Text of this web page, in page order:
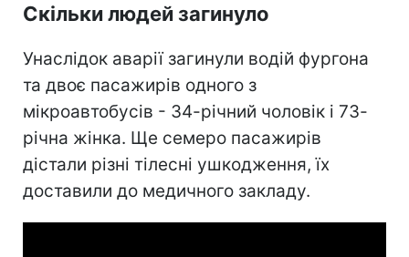
Скільки людей загинуло
Унаслідок аварії загинули водій фургона
та двоє пасажирів одного з
мікроавтобусів - 34-річний чоловік і 73-
річна жінка. Ще семеро пасажирів
дістали різні тілесні ушкодження, їх
доставили до медичного закладу.